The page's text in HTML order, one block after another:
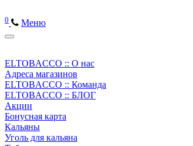
0 Меню
ELTOBACCO :: О нас
Адреса магазинов
ELTOBACCO :: Команда
ELTOBACCO :: БЛОГ
Акции
Бонусная карта
Кальяны
Уголь для кальяна